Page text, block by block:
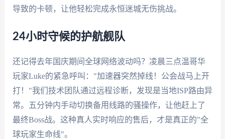
导致的卡顿，让他轻松完成永恒迷城无伤挑战。
24小时守候的护航舰队
还记得去年国庆期间全球网络波动吗？凌晨三点温哥华
玩家Luke的紧急呼叫："加速器突然掉线！公会战马上开
打！"我们技术团队通过远程诊断，发现是当地ISP路由异
常。五分钟内手动切换备用线路的骚操作，让他赶上了
最终Boss战。这种真人实时响应的售后，才是真正的"全
球玩家生命线"。